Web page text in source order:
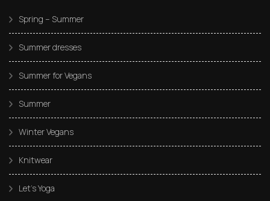
Spring – Summer
Summer dresses
Summer for Vegans
Summer
Winter Vegans
Knitwear
Let’s Yoga